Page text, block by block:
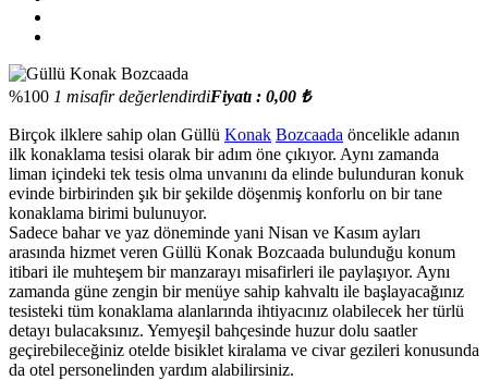
%100 1 misafir değerlendirdiFiyatı : 0,00 ₺
Birçok ilklere sahip olan Güllü Konak Bozcaada öncelikle adanın
ilk konaklama tesisi olarak bir adım öne çıkıyor. Aynı zamanda
liman içindeki tek tesis olma unvanını da elinde bulunduran konuk
evinde birbirinden şık bir şekilde döşenmiş konforlu on bir tane
konaklama birimi bulunuyor.
Sadece bahar ve yaz döneminde yani Nisan ve Kasım ayları
arasında hizmet veren Güllü Konak Bozcaada bulunduğu konum
itibari ile muhteşem bir manzarayı misafirleri ile paylaşıyor. Aynı
zamanda güne zengin bir menüye sahip kahvaltı ile başlayacağınız
tesisteki tüm konaklama alanlarında ihtiyacınız olabilecek her türlü
detayı bulacaksınız. Yemyeşil bahçesinde huzur dolu saatler
geçirebileceğiniz otelde bisiklet kiralama ve civar gezileri konusunda
da otel personelinden yardım alabilirsiniz.